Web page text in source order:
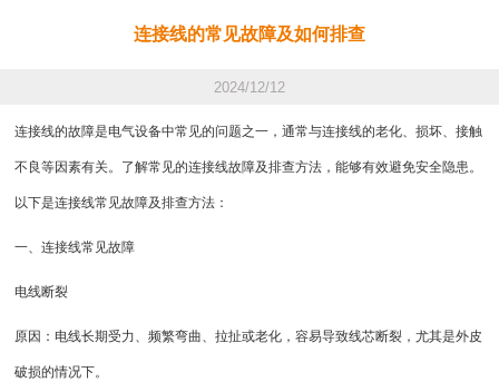
连接线的常见故障及如何排查
2024/12/12
连接线的故障是电气设备中常见的问题之一，通常与连接线的老化、损坏、接触
不良等因素有关。了解常见的连接线故障及排查方法，能够有效避免安全隐患。
以下是连接线常见故障及排查方法：
一、连接线常见故障
电线断裂
原因：电线长期受力、频繁弯曲、拉扯或老化，容易导致线芯断裂，尤其是外皮
破损的情况下。